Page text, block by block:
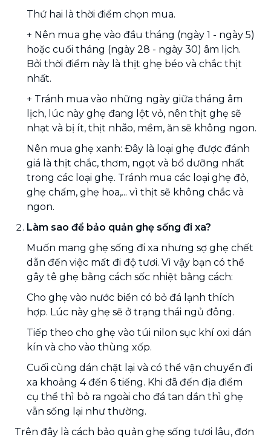
Thứ hai là thời điểm chọn mua.
+ Nên mua ghẹ vào đầu tháng (ngày 1 - ngày 5)
hoặc cuối tháng (ngày 28 - ngày 30) âm lịch.
Bởi thời điểm này là thịt ghẹ béo và chắc thịt
nhất.
+ Tránh mua vào những ngày giữa tháng âm
lịch, lúc này ghẹ đang lột vỏ, nên thịt ghẹ sẽ
nhạt và bị ít, thịt nhão, mềm, ăn sẽ không ngon.
Nên mua ghẹ xanh: Đây là loại ghẹ được đánh
giá là thịt chắc, thơm, ngọt và bổ dưỡng nhất
trong các loại ghẹ. Tránh mua các loại ghẹ đỏ,
ghẹ chấm, ghẹ hoa,... vì thịt sẽ không chắc và
ngon.
Làm sao để bảo quản ghẹ sống đi xa?
Muốn mang ghẹ sống đi xa nhưng sợ ghẹ chết
dẫn đến việc mất đi độ tươi. Vì vậy bạn có thể
gây tê ghẹ bằng cách sốc nhiệt bằng cách:
Cho ghẹ vào nước biển có bỏ đá lạnh thích
hợp. Lúc này ghẹ sẽ ở trạng thái ngủ đông.
Tiếp theo cho ghẹ vào túi nilon sục khí oxi dán
kín và cho vào thùng xốp.
Cuối cùng dán chặt lại và có thể vận chuyển đi
xa khoảng 4 đến 6 tiếng. Khi đã đến địa điểm
cụ thể thì bỏ ra ngoài cho đá tan dần thì ghẹ
vẫn sống lại như thường.
Trên đây là cách bảo quản ghẹ sống tươi lâu, đơn